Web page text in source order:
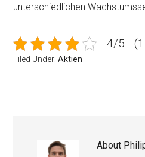
unterschiedlichen
4/5 -
Filed Under:Aktien
About